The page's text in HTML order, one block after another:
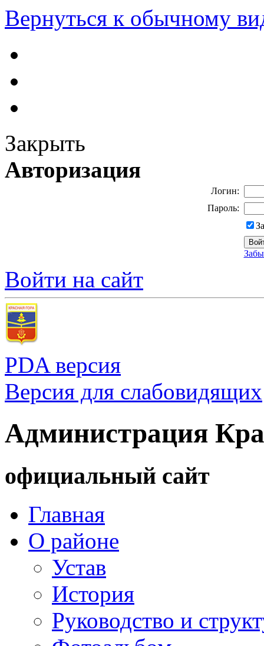
Вернуться к обычному
Закрыть
Авторизация
Логин:
Пароль:
Войти на сайт
PDA версия
Версия для слабовидящих
Администрация
официальный сайт
Главная
О районе
Устав
История
Руководство и